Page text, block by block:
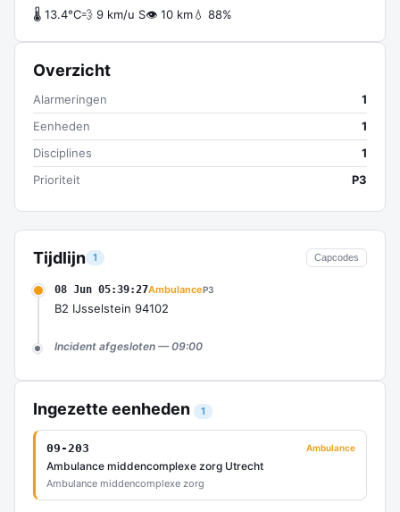
Tijdlijn 1 Capcodes
08 Jun 05:39:27AmbulanceP3
B2 IJsselstein 94102
Incident afgesloten — 09:00
Ingezette eenheden 1
09-203 Ambulance
Ambulance middencomplexe zorg Utrecht
Ambulance middencomplexe zorg
🌡 13.4°C💨 9 km/u S👁 10 km💧 88%
Overzicht
Alarmeringen
1
Eenheden
1
Disciplines
1
Prioriteit
P3